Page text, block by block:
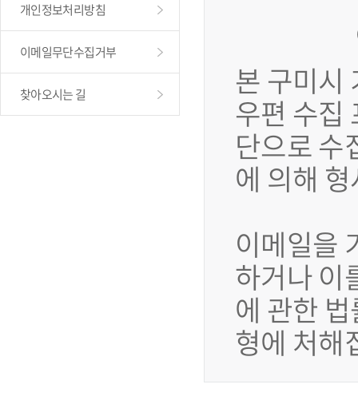
개인정보처리방침
이메일무단수집거부
찾아오시는 길 본 구미시
우편 수집
단으로 수
에 의해
이메일을
하거나 이
에 관한
형에 처해